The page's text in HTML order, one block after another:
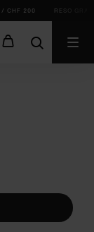
/ CHF 200 RESO